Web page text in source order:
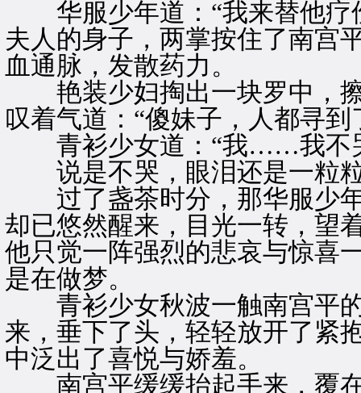
华服少年道：“我来替他疗
夫人的身子，两掌按住了南宫
血通脉，发散药力。
艳装少妇掏出一块罗中，擦
叹着气道：“傻妹子，人都寻到
青衫少女道：“我……我不
说是不哭，眼泪还是一粒
过了盏茶时分，那华服少年
却已悠然醒来，目光一转，望
他只觉一阵强烈的悲哀与惊喜
是在做梦。
青衫少女秋波一触南宫平的
来，垂下了头，轻轻放开了紧
中泛出了喜悦与娇羞。
南宫平缓缓抬起手来，覆在